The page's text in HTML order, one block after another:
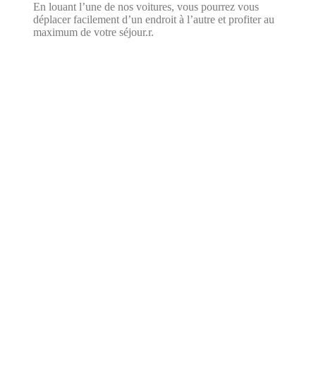
En louant l’une de nos voitures, vous pourrez vous
déplacer facilement d’un endroit à l’autre et profiter au
maximum de votre séjour.r.